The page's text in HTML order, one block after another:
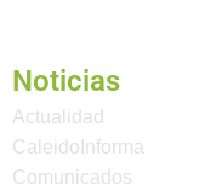
Noticias
Actualidad
CaleidoInforma
Comunicados